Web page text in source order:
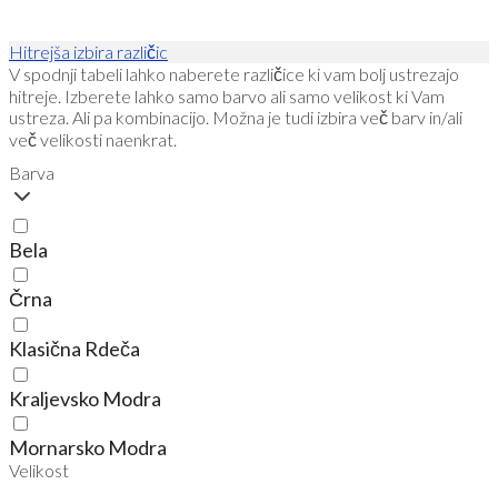
Hitrejša izbira različic
V spodnji tabeli lahko naberete različice ki vam bolj ustrezajo
hitreje. Izberete lahko samo barvo ali samo velikost ki Vam
ustreza. Ali pa kombinacijo. Možna je tudi izbira več barv in/ali
več velikosti naenkrat.
Barva
Bela
Črna
Klasična Rdeča
Kraljevsko Modra
Mornarsko Modra
Velikost